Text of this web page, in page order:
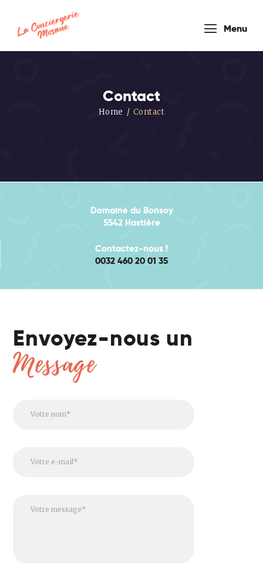
Menu
Contact
Home Contact
conciergerie
mosane
HOUSEKEEPER COMPANY
Prestations
Français
Domaine du Bonsoy
5542 Hastière
Contactez-nous !
0032 460 20 01 35
Envoyez-nous un
Message